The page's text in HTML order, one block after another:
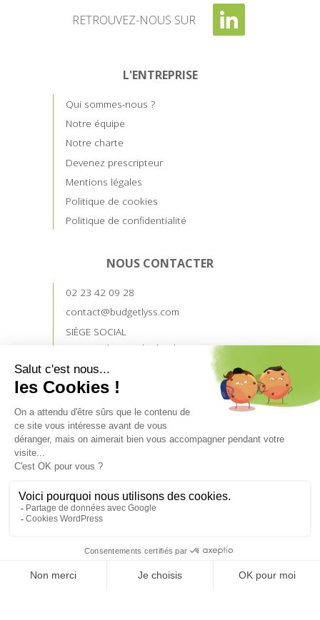
RETROUVEZ-NOUS SUR
L'ENTREPRISE
Qui sommes-nous ?
Notre équipe
Notre charte
Devenez prescripteur
Mentions légales
Politique de cookies
Politique de confidentialité
NOUS CONTACTER
02 23 42 09 28
contact@budgetlyss.com
SIÈGE SOCIAL
121 rue du Temple de Blosnes
35136 SAINT JACQUES DE LA LANDE
NOS PARTENAIRES
Devenez prescripteur
UN CRÉDIT VOUS ENGAGE ET DOIT ÊTRE
AVANT DE VOUS ENGAGER.
Aucun versement de quelque nature que ce soit, ne peut